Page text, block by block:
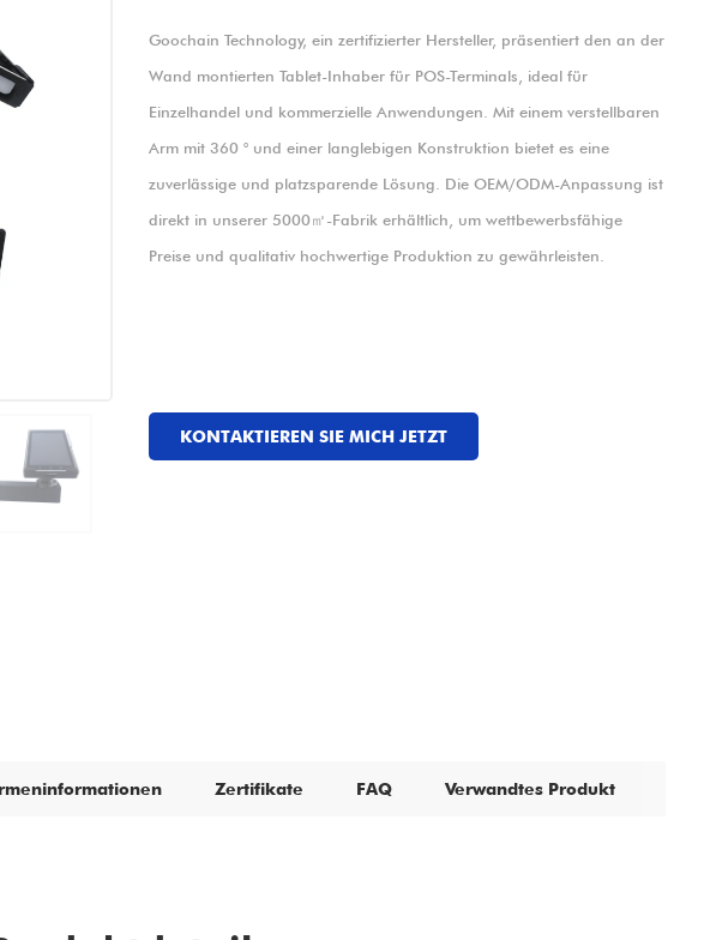
Goochain Technology, ein zertifizierter Hersteller, präsentiert den an der
Wand montierten Tablet-Inhaber für POS-Terminals, ideal für
Einzelhandel und kommerzielle Anwendungen. Mit einem verstellbaren
Arm mit 360 ° und einer langlebigen Konstruktion bietet es eine
zuverlässige und platzsparende Lösung. Die OEM/ODM-Anpassung ist
direkt in unserer 5000㎡-Fabrik erhältlich, um wettbewerbsfähige
Preise und qualitativ hochwertige Produktion zu gewährleisten.
KONTAKTIEREN SIE MICH JETZT
Zertifikate FAQ Verwandtes Produkt